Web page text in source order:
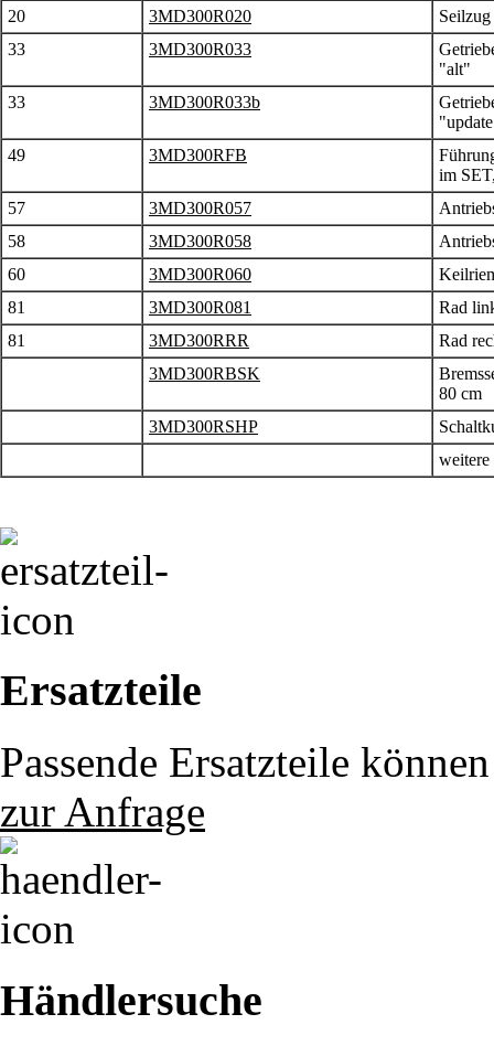
20
3MD300R020
33
3MD300R033
"alt"
33
3MD300R033b
49
3MD300RFB
im
57
3MD300R057
58
3MD300R058
60
3MD300R060
81
3MD300R081
Rad
81
3MD300RRR
Rad
3MD300RBSK
80 cm
3MD300RSHP
Ersatzteile
Passende Ersatzteile
zur Anfrage
Händlersuche